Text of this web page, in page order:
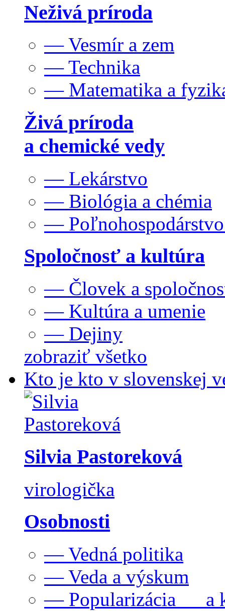
Neživá príroda
— Vesmír a zem
— Technika
— Matematika a
Živá príroda
a chemické vedy
— Lekárstvo
— Biológia a chémia
—
Spoločnosť a kultúra
— Človek a
— Kultúra a umenie
— Dejiny
zobraziť všetko
Kto je kto v slovenskej
Silvia Pastoreková
virologička
Osobnosti
— Vedná politika
— Veda a výskum
— Popularizácia a